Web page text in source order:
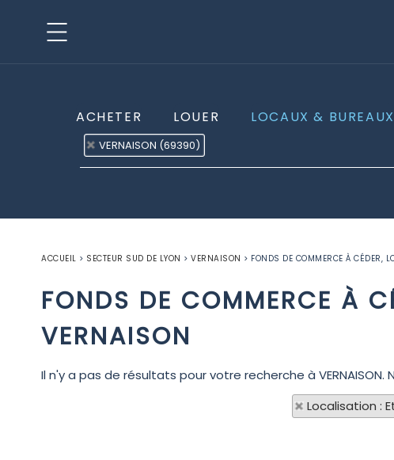
ACHETER LOUER LOCAUX & BUREAUX
VERNAISON (69390)
ACCUEIL > SECTEUR SUD DE LYON > VERNAISON > FONDS DE COMMERCE À CÉDER,
FONDS DE COMMERCE À
VERNAISON
Il n'y a pas de résultats pour votre recherche à
Localisation :